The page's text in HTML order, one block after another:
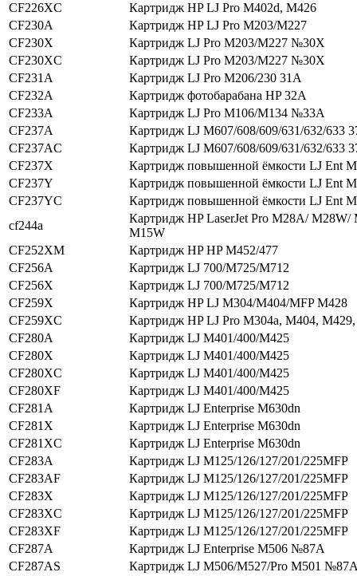
CF226XC
Картридж HP LJ Pro M402d, M426
CF230A
Картридж HP LJ Pro M203/M227
CF230X
Картридж LJ Pro M203/M227 №30X
CF230XC
Картридж LJ Pro M203/M227 №30X
CF231A
Картридж LJ Pro M206/230 31A
CF232A
Картридж фотобарабана HP 32A
CF233A
Картридж LJ Pro M106/M134 №33A
CF237A
Картридж LJ M607/608/609/631/632/633
CF237AC
Картридж LJ M607/608/609/631/632/633
CF237X
Картридж повышенной ёмкости LJ Ent
CF237Y
Картридж повышенной ёмкости LJ Ent
CF237YC
Картридж повышенной ёмкости LJ Ent
cf244a
Картридж HP LaserJet Pro M28A/ M28W/
M15W
CF252XM
Картридж HP HP M452/477
CF256A
Картридж LJ 700/M725/M712
CF256X
Картридж LJ 700/M725/M712
CF259X
Картридж HP LJ M304/M404/MFP M428
CF259XC
Картридж HP LJ Pro M304a, M404,
CF280A
Картридж LJ M401/400/M425
CF280X
Картридж LJ M401/400/M425
CF280XC
Картридж LJ M401/400/M425
CF280XF
Картридж LJ M401/400/M425
CF281A
Картридж LJ Enterprise M630dn
CF281X
Картридж LJ Enterprise M630dn
CF281XC
Картридж LJ Enterprise M630dn
CF283A
Картридж LJ M125/126/127/201/225MFP
CF283AF
Картридж LJ M125/126/127/201/225MFP
CF283X
Картридж LJ M125/126/127/201/225MFP
CF283XC
Картридж LJ M125/126/127/201/225MFP
CF283XF
Картридж LJ M125/126/127/201/225MFP
CF287A
Картридж LJ Enterprise M506 №87A
CF287AS
Картридж LJ M506/M527/Pro M501